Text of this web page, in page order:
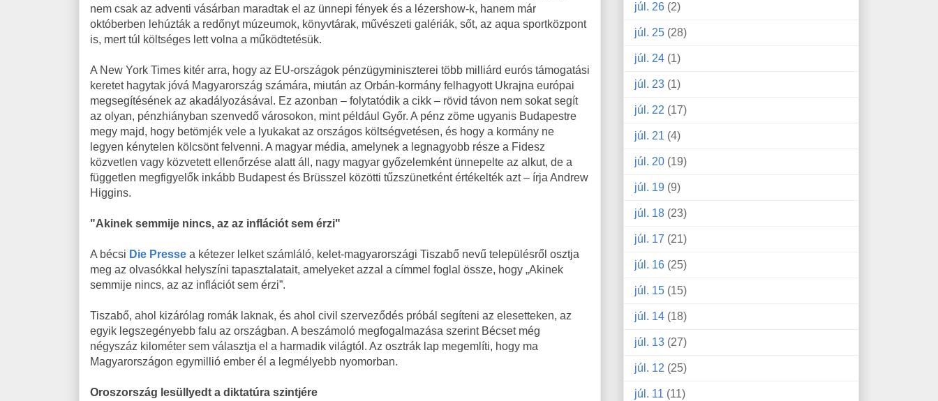
nem csak az adventi vásárban maradtak el az ünnepi fények és a lézershow-k, hanem már
októberben lehúzták a redőnyt múzeumok, könyvtárak, művészeti galériák, sőt, az aqua sportközpont
is, mert túl költséges lett volna a működtetésük.
A New York Times kitér arra, hogy az EU-országok pénzügyminiszterei több milliárd eurós támogatási
keretet hagytak jóvá Magyarország számára, miután az Orbán-kormány felhagyott Ukrajna európai
megsegítésének az akadályozásával. Ez azonban – folytatódik a cikk – rövid távon nem sokat segít
az olyan, pénzhiányban szenvedő városokon, mint például Győr. A pénz zöme ugyanis Budapestre
megy majd, hogy betömjék vele a lyukakat az országos költségvetésen, és hogy a kormány ne
legyen kénytelen kölcsönt felvenni. A magyar média, amelynek a legnagyobb része a Fidesz
közvetlen vagy közvetett ellenőrzése alatt áll, nagy magyar győzelemként ünnepelte az alkut, de a
független megfigyelők inkább Budapest és Brüsszel közötti tűzszünetként értékelték azt – írja Andrew
Higgins.
"Akinek semmije nincs, az az inflációt sem érzi"
A bécsi Die Presse a kétezer lelket számláló, kelet-magyarországi Tiszabő nevű településről osztja
meg az olvasókkal helyszíni tapasztalatait, amelyeket azzal a címmel foglal össze, hogy „Akinek
semmije nincs, az az inflációt sem érzi”.
Tiszabő, ahol kizárólag romák laknak, és ahol civil szerveződés próbál segíteni az elesetteken, az
egyik legszegényebb falu az országban. A beszámoló megfogalmazása szerint Bécset még
négyszáz kilométer sem választja el a harmadik világtól. Az osztrák lap megemlíti, hogy ma
Magyarországon egymillió ember él a legmélyebb nyomorban.
Oroszország lesüllyedt a diktatúra szintjére
júl. 26 (2)
júl. 25 (28)
júl. 24 (1)
júl. 23 (1)
júl. 22 (17)
júl. 21 (4)
júl. 20 (19)
júl. 19 (9)
júl. 18 (23)
júl. 17 (21)
júl. 16 (25)
júl. 15 (15)
júl. 14 (18)
júl. 13 (27)
júl. 12 (25)
júl. 11 (11)